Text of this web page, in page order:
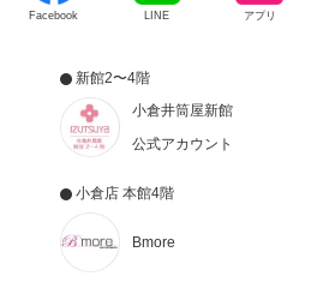
Facebook LINE アプリ
新館2〜4階
小倉井筒屋新館
公式アカウント
小倉店 本館4階
Bmore